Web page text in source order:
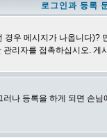
로그인과 등록
우 메시지가 나옵니다
리자를 접촉하십시오. 게
나 등록을 하게 되면